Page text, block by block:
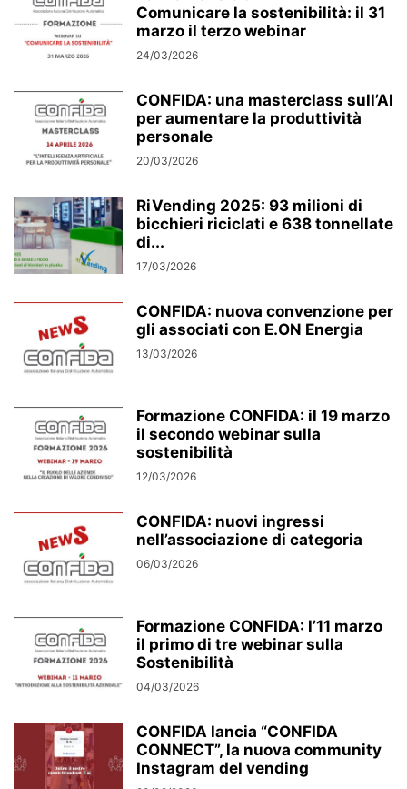
Comunicare la sostenibilità: il 31
marzo il terzo webinar
24/03/2026
CONFIDA: una masterclass sull’AI
per aumentare la produttività
personale
20/03/2026
RiVending 2025: 93 milioni di
bicchieri riciclati e 638 tonnellate
di...
17/03/2026
CONFIDA: nuova convenzione per
gli associati con E.ON Energia
13/03/2026
Formazione CONFIDA: il 19 marzo
il secondo webinar sulla
sostenibilità
12/03/2026
CONFIDA: nuovi ingressi
nell’associazione di categoria
06/03/2026
Formazione CONFIDA: l’11 marzo
il primo di tre webinar sulla
Sostenibilità
04/03/2026
CONFIDA lancia “CONFIDA
CONNECT”, la nuova community
Instagram del vending